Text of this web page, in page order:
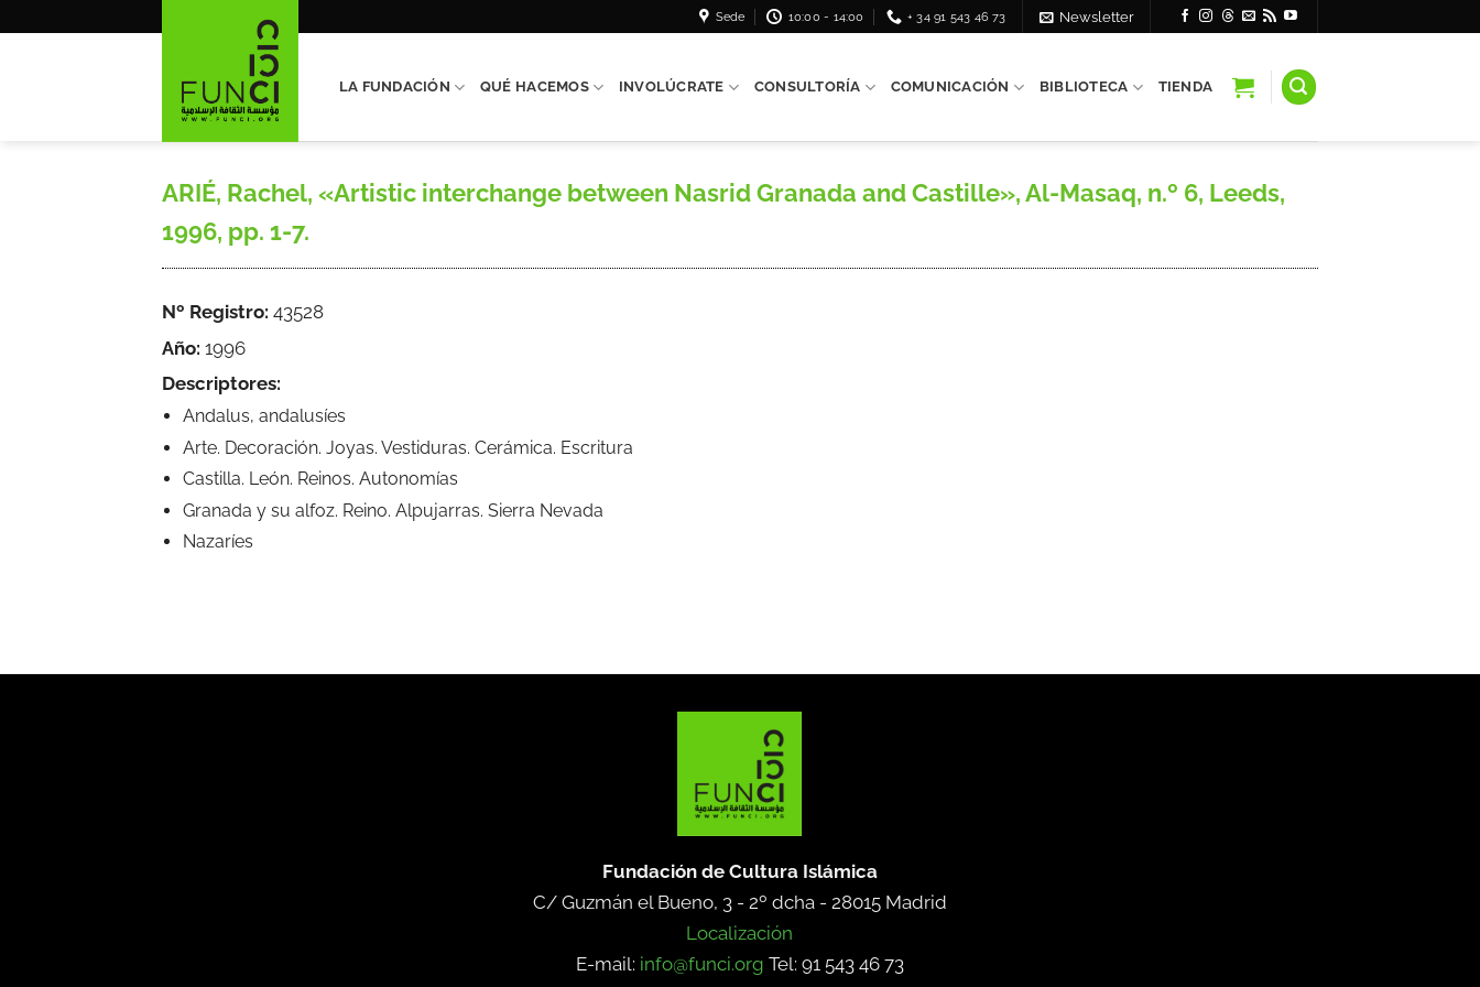
Sede 10:00 - 14:00 + 34 91 543 46 73 Newsletter
LA FUNDACIÓN QUÉ HACEMOS INVOLÚCRATE CONSULTORÍA COMUNICACIÓN BIBLIOTECA TIENDA
ARIÉ, Rachel, «Artistic interchange between Nasrid Granada and Castille», Al-Masaq, n.º 6, Leeds,
1996, pp. 1-7.
Nº Registro: 43528
Año: 1996
Descriptores:
Andalus, andalusíes
Arte. Decoración. Joyas. Vestiduras. Cerámica. Escritura
Castilla. León. Reinos. Autonomías
Granada y su alfoz. Reino. Alpujarras. Sierra Nevada
Nazaríes
Fundación de Cultura Islámica
C/ Guzmán el Bueno, 3 - 2º dcha - 28015 Madrid
Localización
E-mail: info@funci.org Tel: 91 543 46 73